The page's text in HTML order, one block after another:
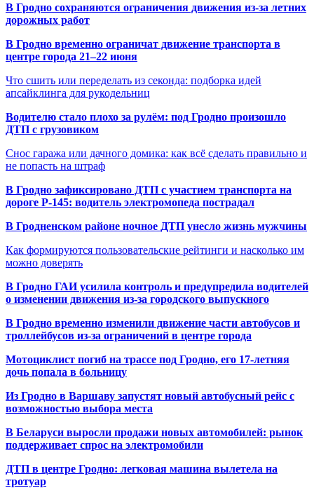
В Гродно сохраняются ограничения движения из-за летних
дорожных работ
В Гродно временно ограничат движение транспорта в
центре города 21–22 июня
Что сшить или переделать из секонда: подборка идей
апсайклинга для рукодельниц
Водителю стало плохо за рулём: под Гродно произошло
ДТП с грузовиком
Снос гаража или дачного домика: как всё сделать правильно и
не попасть на штраф
В Гродно зафиксировано ДТП с участием транспорта на
дороге Р-145: водитель электромопеда пострадал
В Гродненском районе ночное ДТП унесло жизнь мужчины
Как формируются пользовательские рейтинги и насколько им
можно доверять
В Гродно ГАИ усилила контроль и предупредила водителей
о изменении движения из-за городского выпускного
В Гродно временно изменили движение части автобусов и
троллейбусов из-за ограничений в центре города
Мотоциклист погиб на трассе под Гродно, его 17-летняя
дочь попала в больницу
Из Гродно в Варшаву запустят новый автобусный рейс с
возможностью выбора места
В Беларуси выросли продажи новых автомобилей: рынок
поддерживает спрос на электромобили
ДТП в центре Гродно: легковая машина вылетела на
тротуар